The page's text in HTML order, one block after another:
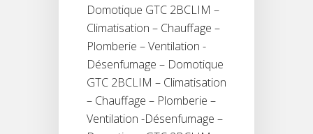
Domotique GTC 2BCLIM –
Climatisation – Chauffage –
Plomberie – Ventilation -
Désenfumage – Domotique
GTC 2BCLIM – Climatisation
– Chauffage – Plomberie –
Ventilation -Désenfumage –